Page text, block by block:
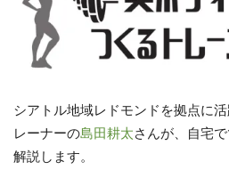
シアトル地域レドモンドを拠点に
レーナーの島田耕太さんが、自宅
解説します。